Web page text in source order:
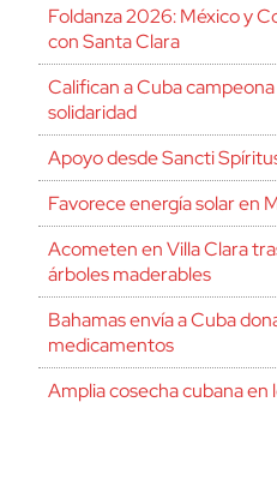
Foldanza 2026: México y
con Santa Clara
Califican a Cuba
solidaridad
Apoyo desde Sancti
Favorece energía solar en
Acometen en Villa Clara
árboles maderables
Bahamas envía a Cuba
medicamentos
Amplia cosecha cubana